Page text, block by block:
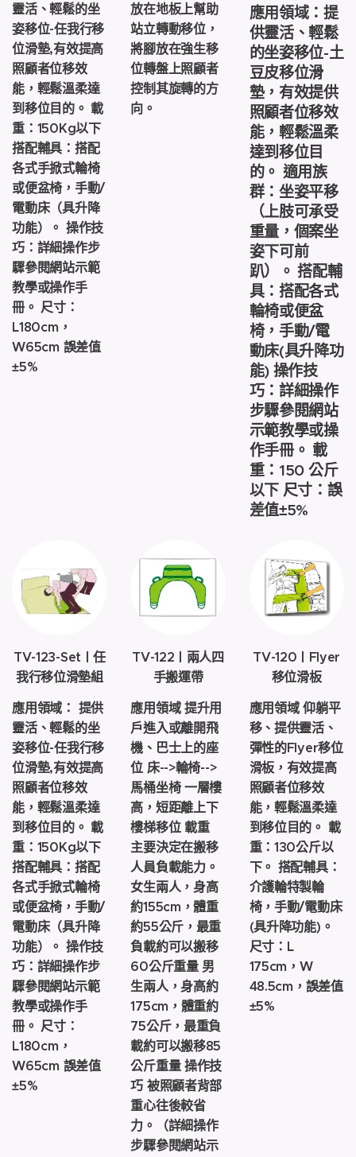
靈活、輕鬆的坐
姿移位-任我行移
位滑墊,有效提高
照顧者位移效
能，輕鬆溫柔達
到移位目的。 載
重：150Kg以下
搭配輔具：搭配
各式手掀式輪椅
或便盆椅，手動/
電動床（具升降
功能）。 操作技
巧：詳細操作步
驟參閱網站示範
教學或操作手
冊。 尺寸：
L180cm，
W65cm 誤差值
±5%
放在地板上幫助
站立轉動移位，
將腳放在強生移
位轉盤上照顧者
控制其旋轉的方
向。
應用領域：提
供靈活、輕鬆
的坐姿移位-土
豆皮移位滑
墊，有效提供
照顧者位移效
能，輕鬆溫柔
達到移位目
的。 適用族
群：坐姿平移
（上肢可承受
重量，個案坐
姿下可前
趴）。 搭配輔
具：搭配各式
輪椅或便盆
椅，手動/電
動床(具升降功
能) 操作技
巧：詳細操作
步驟參閱網站
示範教學或操
作手冊。 載
重：150 公斤
以下 尺寸：誤
差值±5%
TV-123-Set | 任
我行移位滑墊組
應用領域： 提供
靈活、輕鬆的坐
姿移位-任我行移
位滑墊,有效提高
照顧者位移效
能，輕鬆溫柔達
到移位目的。 載
重：150Kg以下
搭配輔具：搭配
各式手掀式輪椅
或便盆椅，手動/
電動床（具升降
功能）。 操作技
巧：詳細操作步
驟參閱網站示範
教學或操作手
冊。 尺寸：
L180cm，
W65cm 誤差值
±5%
TV-122 | 兩人四
手搬運帶
應用領域 提升用
戶進入或離開飛
機、巴士上的座
位 床-->輪椅-->
馬桶坐椅 一層樓
高，短距離上下
樓梯移位 載重
主要決定在搬移
人員負載能力。
女生兩人，身高
約155cm，體重
約55公斤，最重
負載約可以搬移
60公斤重量 男
生兩人，身高約
175cm，體重約
75公斤，最重負
載約可以搬移85
公斤重量 操作技
巧 被照顧者背部
重心往後較省
力。（詳細操作
步驟參閱網站示
TV-120 | Flyer
移位滑板
應用領域 仰躺平
移、提供靈活、
彈性的Flyer移位
滑板，有效提高
照顧者位移效
能，輕鬆溫柔達
到移位目的。 載
重：130公斤以
下。 搭配輔具：
介護輪特製輪
椅，手動/電動床
(具升降功能)。
尺寸：L
175cm，W
48.5cm，誤差值
±5%